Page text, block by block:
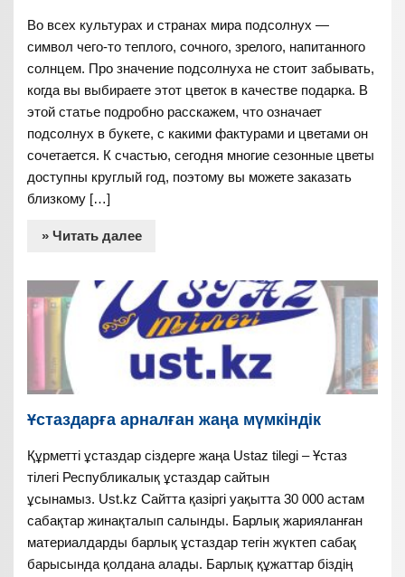
Во всех культурах и странах мира подсолнух —
символ чего-то теплого, сочного, зрелого, напитанного
солнцем. Про значение подсолнуха не стоит забывать,
когда вы выбираете этот цветок в качестве подарка. В
этой статье подробно расскажем, что означает
подсолнух в букете, с какими фактурами и цветами он
сочетается. К счастью, сегодня многие сезонные цветы
доступны круглый год, поэтому вы можете заказать
близкому […]
» Читать далее
Ұстаздарға арналған жаңа мүмкіндік
Құрметті ұстаздар сіздерге жаңа Ustaz tilegi – Ұстаз
тілегі Республикалық ұстаздар сайтын
ұсынамыз. Ust.kz Сайтта қазіргі уақытта 30 000 астам
сабақтар жинақталып салынды. Барлық жарияланған
материалдарды барлық ұстаздар тегін жүктеп сабақ
барысында қолдана алады. Барлық құжаттар біздің